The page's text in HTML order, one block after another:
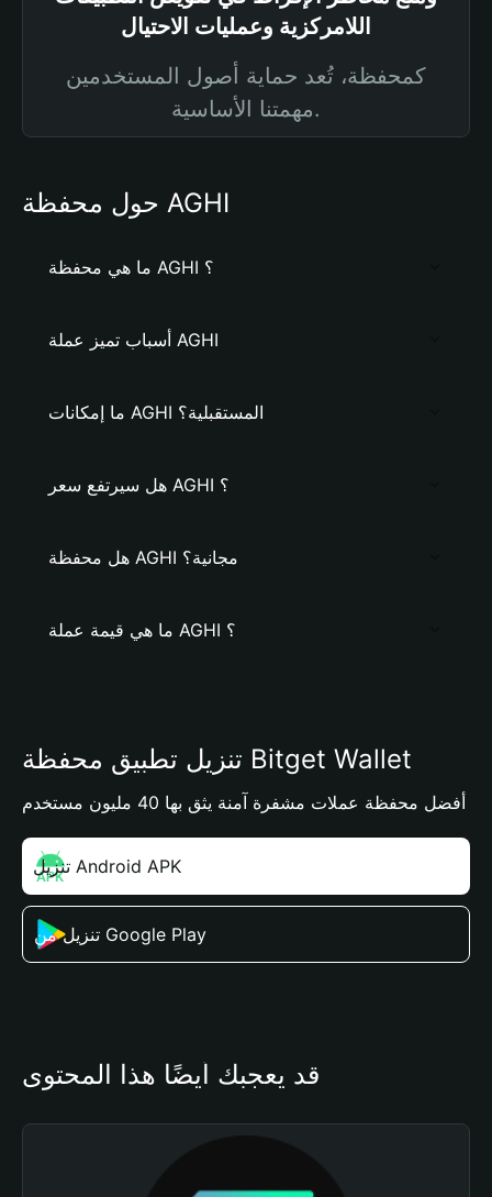
اللامركزية وعمليات الاحتيال
كمحفظة، تُعد حماية أصول المستخدمين
مهمتنا الأساسية.
حول محفظة AGHI
ما هي محفظة AGHI ؟
أسباب تميز عملة AGHI
ما إمكانات AGHI المستقبلية؟
هل سيرتفع سعر AGHI ؟
هل محفظة AGHI مجانية؟
ما هي قيمة عملة AGHI ؟
تنزيل تطبيق محفظة Bitget Wallet
أفضل محفظة عملات مشفرة آمنة يثق بها 40 مليون مستخدم
تنزيل Android APK
تنزيل من Google Play
قد يعجبك أيضًا هذا المحتوى